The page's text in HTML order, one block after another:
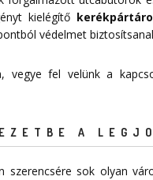
kielégítő
védelmet
vegye fel velünk a
A
szerencsére sok olyan